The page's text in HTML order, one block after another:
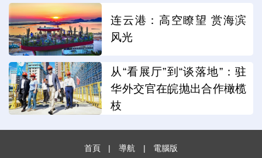
连云港：高空瞭望 赏海滨
风光
从“看展厅”到“谈落地”：驻
华外交官在皖抛出合作橄榄
枝
首頁 | 導航 | 電腦版